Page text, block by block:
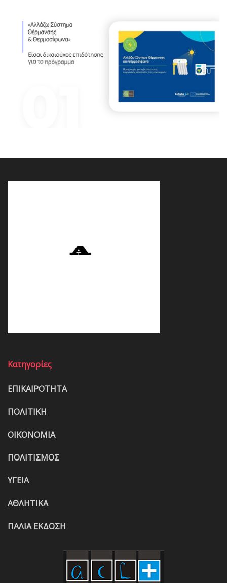
Κατηγορίες
ΕΠΙΚΑΙΡΟΤΗΤΑ
ΠΟΛΙΤΙΚΗ
ΟΙΚΟΝΟΜΙΑ
ΠΟΛΙΤΙΣΜΟΣ
ΥΓΕΙΑ
ΑΘΛΗΤΙΚΑ
ΠΑΛΙΑ ΕΚΔΟΣΗ